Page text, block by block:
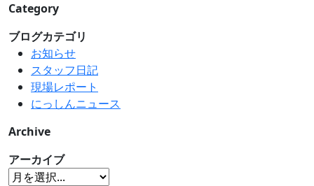
Category
ブログカテゴリ
お知らせ
スタッフ日記
現場レポート
にっしんニュース
Archive
アーカイブ